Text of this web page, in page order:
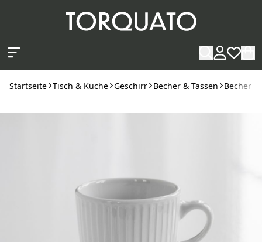
Startseite Tisch & Küche Geschirr Becher & Tassen Becher